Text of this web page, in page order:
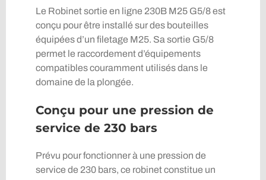
Le Robinet sortie en ligne 230B M25 G5/8 est
conçu pour être installé sur des bouteilles
équipées d’un filetage M25. Sa sortie G5/8
permet le raccordement d’équipements
compatibles couramment utilisés dans le
domaine de la plongée.
Conçu pour une pression de
service de 230 bars
Prévu pour fonctionner à une pression de
service de 230 bars, ce robinet constitue un